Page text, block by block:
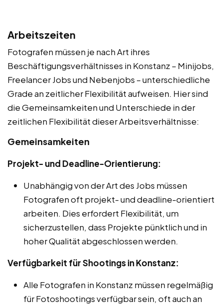
Arbeitszeiten
Fotografen müssen je nach Art ihres
Beschäftigungsverhältnisses in Konstanz – Minijobs,
Freelancer Jobs und Nebenjobs – unterschiedliche
Grade an zeitlicher Flexibilität aufweisen. Hier sind
die Gemeinsamkeiten und Unterschiede in der
zeitlichen Flexibilität dieser Arbeitsverhältnisse:
Gemeinsamkeiten
Projekt- und Deadline-Orientierung:
Unabhängig von der Art des Jobs müssen
Fotografen oft projekt- und deadline-orientiert
arbeiten. Dies erfordert Flexibilität, um
sicherzustellen, dass Projekte pünktlich und in
hoher Qualität abgeschlossen werden.
Verfügbarkeit für Shootings in Konstanz:
Alle Fotografen in Konstanz müssen regelmäßig
für Fotoshootings verfügbar sein, oft auch an